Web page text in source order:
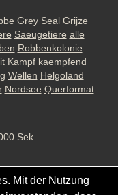
Grey Seal Grijze
Saeugetiere alle
Robbenkolonie
Kampf kaempfend
Wellen Helgoland
Nordsee Querformat
Sek.
Mit der Nutzung